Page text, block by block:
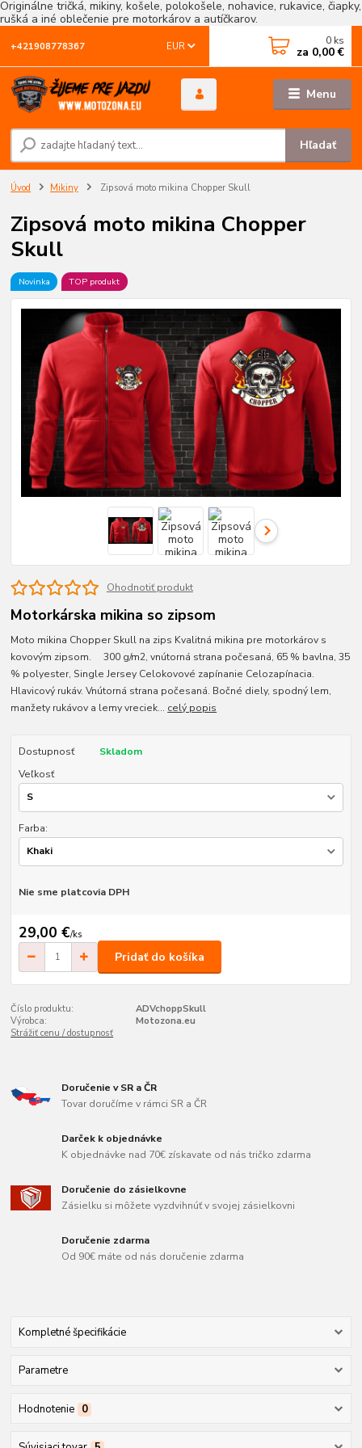
Originálne tričká, mikiny, košele, polokošele, nohavice, rukavice, čiapky,
rušká a iné oblečenie pre motorkárov a autíčkarov.
Menu
EUR
Hľadať
+421908778367 0 ks
za 0,00 €
Úvod Mikiny Zipsová moto mikina Chopper Skull
Zipsová moto mikina Chopper
Skull
Novinka TOP produkt
Ohodnotiť produkt
Motorkárska mikina so zipsom
Moto mikina Chopper Skull na zips Kvalitná mikina pre motorkárov s
kovovým zipsom. 300 g/m2, vnútorná strana počesaná, 65 % bavlna, 35
% polyester, Single Jersey Celokovové zapínanie Celozapínacia.
Hlavicový rukáv. Vnútorná strana počesaná. Bočné diely, spodný lem,
manžety rukávov a lemy vreciek... celý popis
Dostupnosť
Skladom
Veľkosť
Farba:
Nie sme platcovia DPH
29,00 €/ks
Pridať do košíka
Číslo produktu:
ADVchoppSkull
Výrobca:
Motozona.eu
Strážiť cenu / dostupnosť
Doručenie v SR a ČR
Tovar doručíme v rámci SR a ČR
Darček k objednávke
K objednávke nad 70€ získavate od nás tričko zdarma
Doručenie do zásielkovne
Zásielku si môžete vyzdvihnúť v svojej zásielkovni
Doručenie zdarma
Od 90€ máte od nás doručenie zdarma
Kompletné špecifikácie
Parametre
Hodnotenie 0